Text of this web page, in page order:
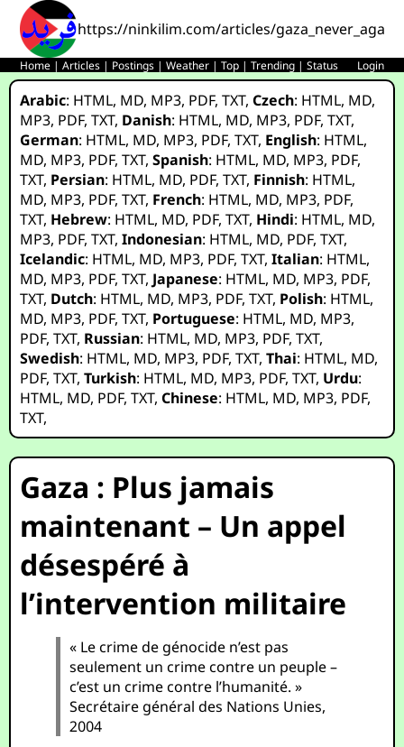
https://ninkilim.com/articles/
Home |Articles | Postings |Weather |Top |Trending |Status Login
Arabic: HTML, MD, MP3, PDF,TXT,Czech: HTML, MD,
MP3, PDF,TXT, Danish: HTML, MD, MP3, PDF,TXT,
German: HTML, MD, MP3, PDF,TXT, English: HTML,
MD, MP3, PDF,TXT,Spanish: HTML, MD, MP3, PDF,
TXT, Persian: HTML, MD, PDF,TXT, Finnish: HTML,
MD, MP3, PDF,TXT, French: HTML, MD, MP3, PDF,
TXT, Hebrew: HTML, MD, PDF,TXT, Hindi: HTML, MD,
MP3, PDF,TXT,Indonesian: HTML, MD, PDF,TXT,
Icelandic: HTML, MD, MP3, PDF,TXT,Italian: HTML,
MD, MP3, PDF,TXT, Japanese: HTML, MD, MP3, PDF,
TXT, Dutch: HTML, MD, MP3, PDF,TXT, Polish: HTML,
MD, MP3, PDF,TXT, Portuguese: HTML, MD, MP3,
PDF,TXT, Russian: HTML, MD, MP3, PDF,TXT,
Swedish: HTML, MD, MP3, PDF,TXT,Thai: HTML, MD,
PDF,TXT,Turkish: HTML, MD, MP3, PDF,TXT, Urdu:
HTML, MD, PDF,TXT,Chinese: HTML, MD, MP3, PDF,
TXT,
Gaza : Plus jamais
maintenant – Un appel
désespéré à
l’intervention militaire
« Le crime de génocide n’est pas
seulement un crime contre un peuple –
c’est un crime contre l’humanité. »
Secrétaire général des Nations Unies,
2004